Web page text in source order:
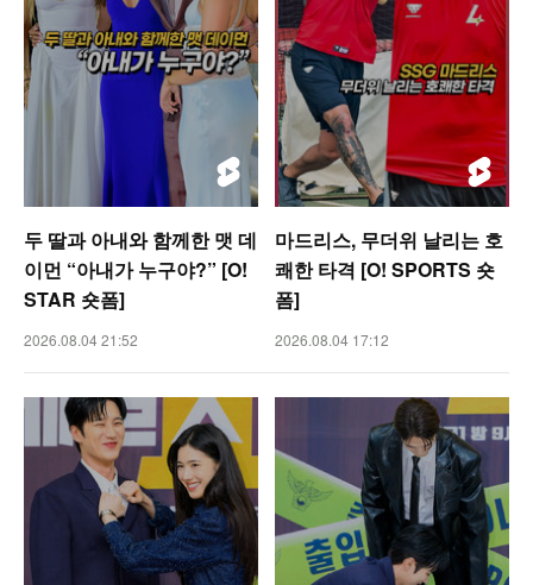
두 딸과 아내와 함께한 맷 데
이먼 “아내가 누구야?” [O!
STAR 숏폼]
2026.08.04 21:52
마드리스, 무더위 날리는 호
쾌한 타격 [O! SPORTS 숏
폼]
2026.08.04 17:12